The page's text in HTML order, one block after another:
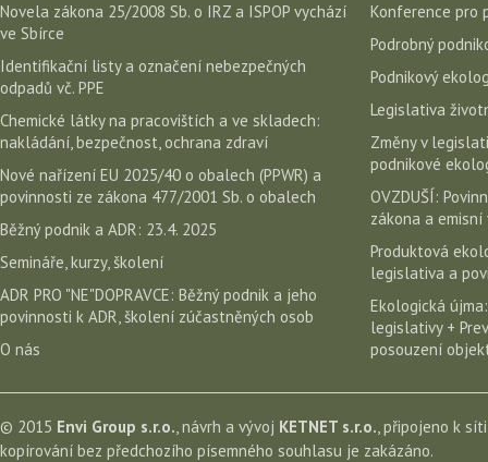
Novela zákona 25/2008 Sb. o IRZ a ISPOP vychází
ve Sbírce
Identifikační listy a označení nebezpečných
odpadů vč. PPE
Chemické látky na pracovištích a ve skladech:
nakládání, bezpečnost, ochrana zdraví
Nové nařízení EU 2025/40 o obalech (PPWR) a
povinnosti ze zákona 477/2001 Sb. o obalech
Běžný podnik a ADR: 23.4. 2025
Semináře, kurzy, školení
ADR PRO "NE"DOPRAVCE: Běžný podnik a jeho
povinnosti k ADR, školení zúčastněných osob
O nás
Konference pro
Podrobný
Podnikový
Legislativa
Změny v
podnikové
OVZDUŠÍ:
zákona a emisní
Produktová
legislativa a
Ekologická
legislativy +
posouzení
© 2015 Envi Group s.r.o., návrh a vývoj KETNET s.r.o., připojeno k
kopírování bez předchozího písemného souhlasu je zakázáno.